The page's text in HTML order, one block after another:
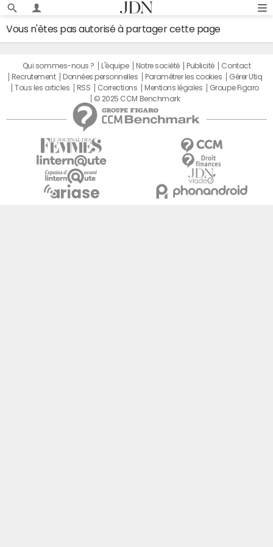
Vous n'êtes pas autorisé à partager cette page
Qui sommes-nous ? L'équipe Notre société Publicité
Contact
Recrutement
Données personnelles Paramétrer les cookies
Gérer Utiq
Tous les articles
RSS Corrections Mentions légales
Groupe Figaro
© 2025 CCM Benchmark